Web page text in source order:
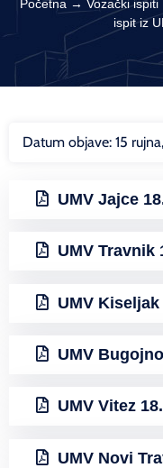
Početna → Vozački ispiti
ispit iz
Datum objave: 15
UMV Jajce
UMV Travnik
UMV
UMV
UMV Vitez
UMV Novi